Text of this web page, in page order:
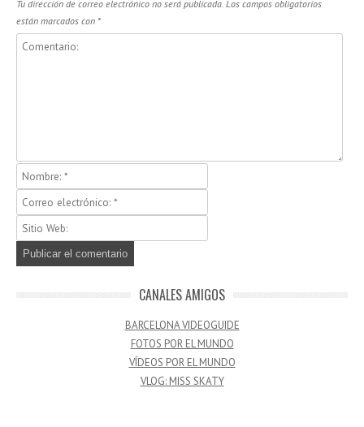
Tu dirección de correo electrónico no será publicada. Los campos obligatorios
están marcados con *
CANALES AMIGOS
BARCELONA VIDEOGUIDE
FOTOS POR EL MUNDO
VÍDEOS POR EL MUNDO
VLOG: MISS SKATY